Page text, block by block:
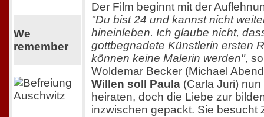
We
remember
Der Film beginnt mit der
"Du bist 24 und kannst nicht
hineinleben. Ich glaube nicht,
gottbegnadete Künstlerin ersten
können keine Malerin werden",
Woldemar Becker (Michael
Willen soll Paula (Carla Juri)
heiraten, doch die Liebe zur
inzwischen gepackt. Sie besucht